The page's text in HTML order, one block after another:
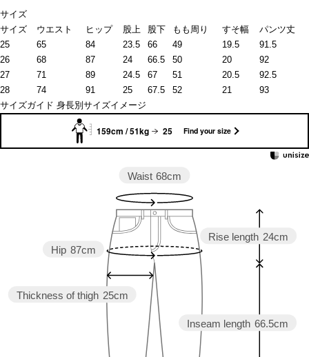
サイズ
サイズ
ウエスト ヒップ 股上 股下 もも周り すそ幅
パンツ丈
25
65 84 23.5 66 49 19.5
91.5
26
68 87 24 66.5 50 20
92
27
71 89 24.5 67 51 20.5
92.5
28
74 91 25 67.5 52 21
93
サイズガイド 身長別サイズイメージ
159cm / 51kg 25 Find your size
Inseam length 66.5cm
Rise length 24cm
Thickness of thigh 25cm
Hip 87cm
Waist 68cm